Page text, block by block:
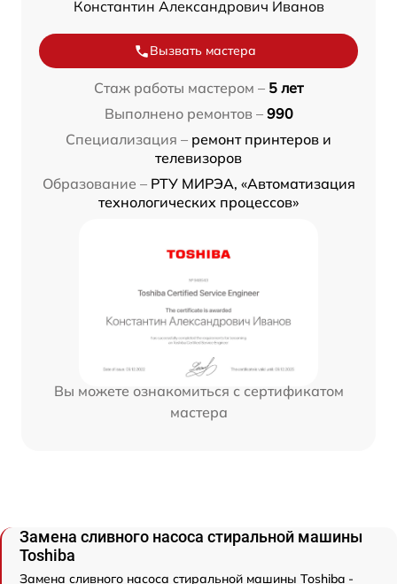
Константин Александрович Иванов
Вызвать мастера
Стаж работы мастером – 5 лет
Выполнено ремонтов – 990
Специализация – ремонт принтеров и
телевизоров
Образование – РТУ МИРЭА, «Автоматизация
технологических процессов»
Вы можете ознакомиться с сертификатом
мастера
Замена сливного насоса стиральной машины
Toshiba
Замена сливного насоса стиральной машины Toshiba -